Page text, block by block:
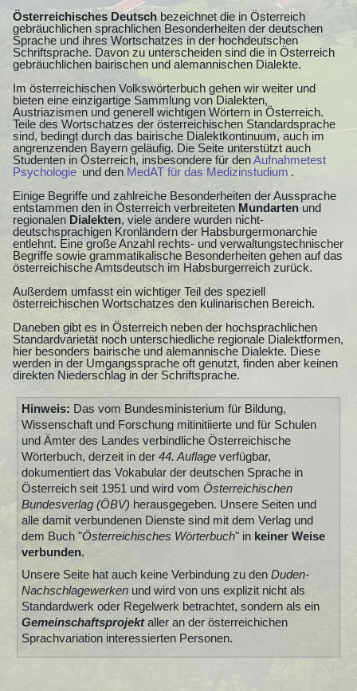
Österreichisches Deutsch bezeichnet die in Österreich
gebräuchlichen sprachlichen Besonderheiten der deutschen
Sprache und ihres Wortschatzes in der hochdeutschen
Schriftsprache. Davon zu unterscheiden sind die in Österreich
gebräuchlichen bairischen und alemannischen Dialekte.
Im österreichischen Volkswörterbuch gehen wir weiter und
bieten eine einzigartige Sammlung von Dialekten,
Austriazismen und generell wichtigen Wörtern in Österreich.
Teile des Wortschatzes der österreichischen Standardsprache
sind, bedingt durch das bairische Dialektkontinuum, auch im
angrenzenden Bayern geläufig. Die Seite unterstützt auch
Studenten in Österreich, insbesondere für denAufnahmetest
Psychologie und den MedAT für das Medizinstudium .
Einige Begriffe und zahlreiche Besonderheiten der Aussprache
entstammen den in Österreich verbreiteten Mundarten und
regionalen Dialekten, viele andere wurden nicht-
deutschsprachigen Kronländern der Habsburgermonarchie
entlehnt. Eine große Anzahl rechts- und verwaltungstechnischer
Begriffe sowie grammatikalische Besonderheiten gehen auf das
österreichische Amtsdeutsch im Habsburgerreich zurück.
Außerdem umfasst ein wichtiger Teil des speziell
österreichischen Wortschatzes den kulinarischen Bereich.
Daneben gibt es in Österreich neben der hochsprachlichen
Standardvarietät noch unterschiedliche regionale Dialektformen,
hier besonders bairische und alemannische Dialekte. Diese
werden in der Umgangssprache oft genutzt, finden aber keinen
direkten Niederschlag in der Schriftsprache.
Hinweis: Das vom Bundesministerium für Bildung,
Wissenschaft und Forschung mitinitiierte und für Schulen
und Ämter des Landes verbindliche Österreichische
Wörterbuch, derzeit in der 44. Auflageverfügbar,
dokumentiert das Vokabular der deutschen Sprache in
Österreich seit 1951 und wird vom Österreichischen
Bundesverlag (ÖBV) herausgegeben. Unsere Seiten und
alle damit verbundenen Dienste sind mit dem Verlag und
dem Buch "Österreichisches Wörterbuch" in keiner Weise
verbunden.
Unsere Seite hat auch keine Verbindung zu den Duden-
Nachschlagewerkenund wird von uns explizit nicht als
Standardwerk oder Regelwerk betrachtet, sondern als ein
Gemeinschaftsprojektaller an der österreichichen
Sprachvariation interessierten Personen.